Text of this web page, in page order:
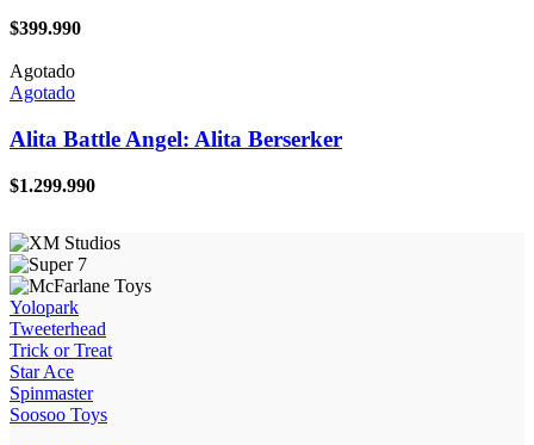
$399.990
Agotado
Agotado
Alita Battle Angel: Alita Berserker
$1.299.990
Yolopark
Tweeterhead
Trick or Treat
Star Ace
Spinmaster
Soosoo Toys